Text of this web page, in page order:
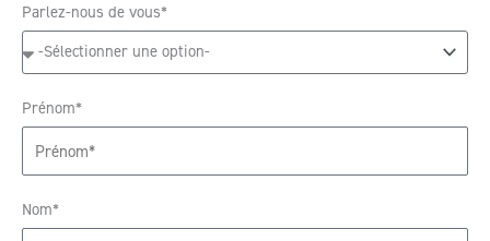
Parlez-nous de vous*
Prénom*
Nom*